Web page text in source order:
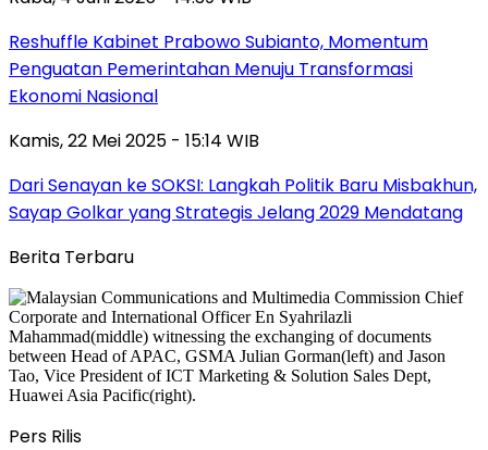
Reshuffle Kabinet Prabowo Subianto, Momentum
Penguatan Pemerintahan Menuju Transformasi
Ekonomi Nasional
Kamis, 22 Mei 2025 - 15:14 WIB
Dari Senayan ke SOKSI: Langkah Politik Baru Misbakhun,
Sayap Golkar yang Strategis Jelang 2029 Mendatang
Berita Terbaru
Pers Rilis